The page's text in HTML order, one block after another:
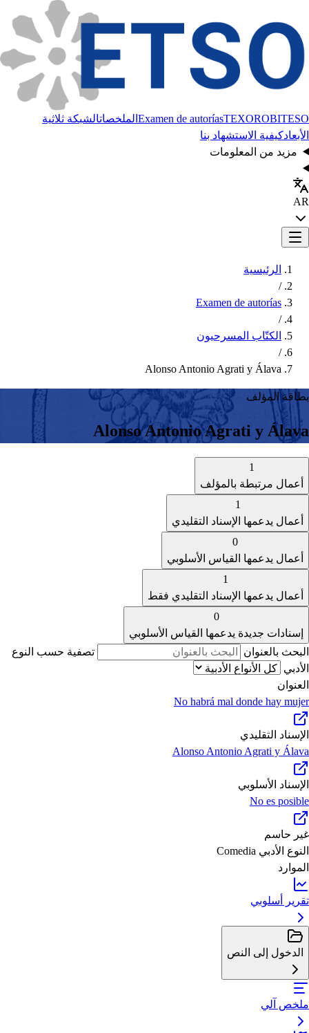
Examen de autoríasTEXOROBITESO الملخصاتالشبكة ثلاثية
الأبعادكيفية الاستشهاد بنا
مزيد من المعلومات
AR
الرئيسية
/
Examen de autorías
/
الكتّاب المسرحيون
/
Alonso Antonio Agrati y Álava
بطاقة المؤلف
Alonso Antonio Agrati y Álava
1
أعمال مرتبطة بالمؤلف
1
أعمال يدعمها الإسناد التقليدي
0
أعمال يدعمها القياس الأسلوبي
1
أعمال يدعمها الإسناد التقليدي فقط
0
إسنادات جديدة يدعمها القياس الأسلوبي
البحث بالعنوان
تصفية حسب النوع
الأدبي
العنوان
No habrá mal donde hay mujer
الإسناد التقليدي
Alonso Antonio Agrati y Álava
الإسناد الأسلوبي
No es posible
غير حاسم
النوع الأدبي Comedia
الموارد
تقرير أسلوبي
الدخول إلى النص
ملخص آلي